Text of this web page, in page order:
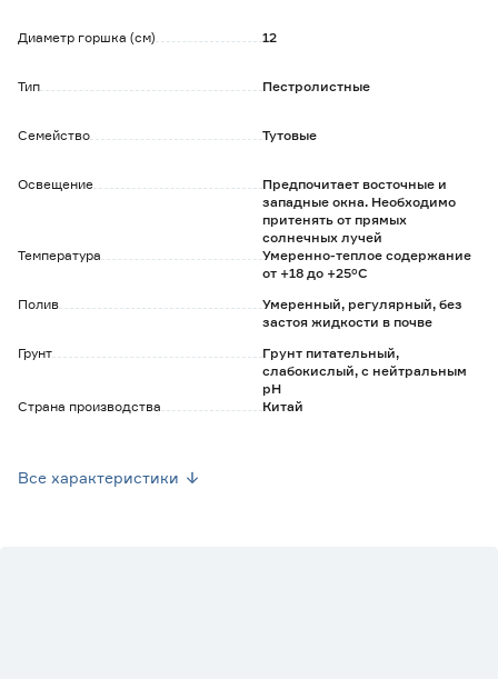
поворачивать дерево другой стороной к солнцу.
Удобрять в период вегетации с марта по октябрь
Диаметр горшка (см) 12
Тип Пестролистные
Семейство Тутовые
Освещение
Предпочитает восточные и
западные окна. Необходимо
притенять от прямых
солнечных лучей
Температура
Умеренно-теплое содержание
от +18 до +25°C
Полив
Умеренный, регулярный, без
застоя жидкости в почве
Грунт
Грунт питательный,
слабокислый, с нейтральным
рН
Страна производства
Китай
Все характеристики